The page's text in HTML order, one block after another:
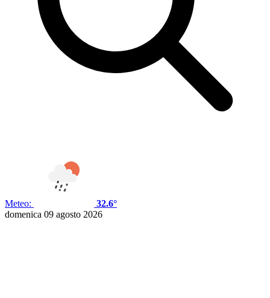
Meteo:
32.6°
domenica 09 agosto 2026